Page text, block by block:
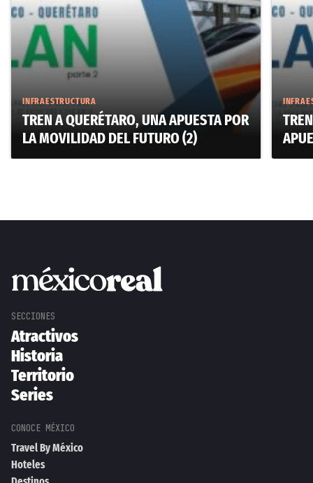
INFRAESTRUCTURA
TREN A QUERÉTARO, UNA APUESTA POR
LA MOVILIDAD DEL FUTURO (2)
Atractivos
Historia
Territorio
Series
Travel By México
Hoteles